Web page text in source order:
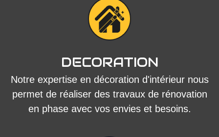
DECORATION
Notre expertise en décoration d'intérieur nous
permet de réaliser des travaux de rénovation
en phase avec vos envies et besoins.